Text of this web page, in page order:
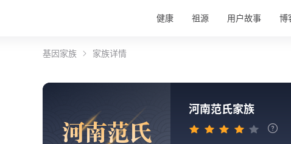
健康 祖源 用户故事 博
基因家族 家族详情
河南范氏
河南范氏家族